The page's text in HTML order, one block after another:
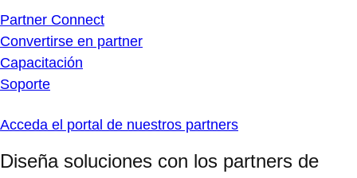
Partner Connect
Convertirse en partner
Capacitación
Soporte
Acceda el portal de nuestros partners
Diseña soluciones con los partners de